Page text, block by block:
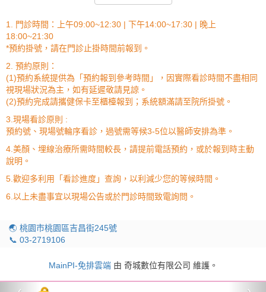
1. 門診時間：上午09:00~12:30 | 下午14:00~17:30 | 晚上
18:00~21:30
*預約掛號，請在門診止掛時間前報到。
2. 預約原則：
(1)預約系統提供為「預約報到參考時間」，因實際看診時間不盡相同
視現場狀況為主，如有延遲敬請見諒。
(2)預約完成請攜健保卡至櫃檯報到；系統額滿請至院所掛號。
3.現場看診原則 :
預約號、現場號輪序看診，過號需等候3-5位以醫師安排為準。
4.美顏、埋線治療所需時間較長，請提前電話預約，或於報到時主動
說明。
5.歡迎多利用「看診進度」查詢，以利減少您的等候時間。
6.以上未盡事宜以現場公告或於門診時間致電詢問。
🌏 桃園市桃園區吉昌街245號
📞 03-2719106
MainPI-免排雲端由 奇城數位有限公司 維護。